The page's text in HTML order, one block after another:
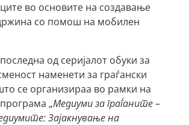
во основите на создавање
со помош на мобилен
од серијалот обуки за
наменети за граѓански
се организираа во рамки на
„Медиуми за граѓаните –
Зајакнување на